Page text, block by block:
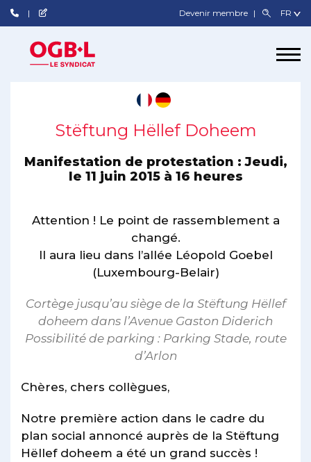
Devenir membre
Stëftung Hëllef Doheem
Manifestation de protestation : Jeudi,
le 11 juin 2015 à 16 heures
Attention ! Le point de rassemblement a
changé.
Il aura lieu dans l’allée Léopold Goebel
(Luxembourg-Belair)
Cortège jusqu’au siège de la Stëftung Hëllef
doheem dans l’Avenue Gaston Diderich
Possibilité de parking : Parking Stade, route
d’Arlon
Chères, chers collègues,
Notre première action dans le cadre du
plan social annoncé auprès de la Stëftung
Hëllef doheem a été un grand succès !